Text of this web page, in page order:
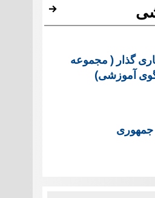
گذار ( مجموعه
آموزشی)
جمهوری